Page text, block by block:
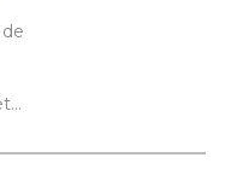
"Eletromagnetismo"